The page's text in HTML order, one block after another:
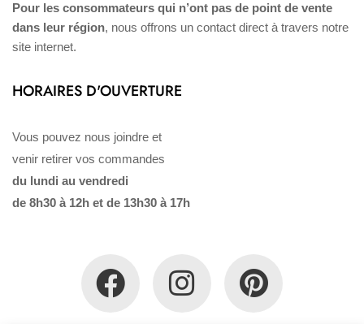
Pour les consommateurs qui n’ont pas de point de vente
dans leur région, nous offrons un contact direct à travers notre
site internet.
HORAIRES D'OUVERTURE
Vous pouvez nous joindre et
venir retirer vos commandes
du lundi au vendredi
de 8h30 à 12h et de 13h30 à 17h